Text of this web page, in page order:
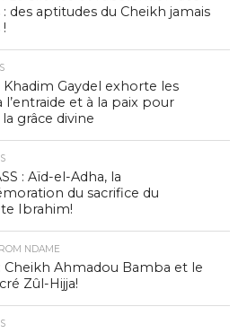
des aptitudes du Cheikh jamais
Khadim Gaydel exhorte les
l’entraide et à la paix pour
grâce divine
: Aïd-el-Adha, la
du sacrifice du
Ibrahim!
NDAME
Cheikh Ahmadou Bamba et le
Zûl-Hijja!